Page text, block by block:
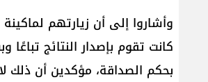
وأشاروا إلى أن زيارتهم
كانت تقوم بإصدار النتائج
بحكم الصداقة، مؤكدين أن